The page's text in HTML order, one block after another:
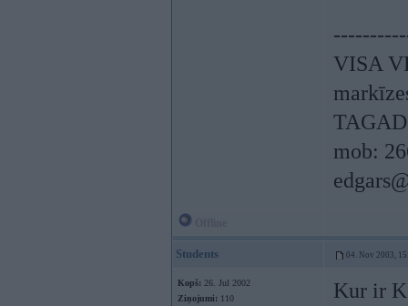
VISA
mob:
Students 04. Nov 2003,
Kopš: 26. Jul 2002
Ziņojumi: 110 Kur ir